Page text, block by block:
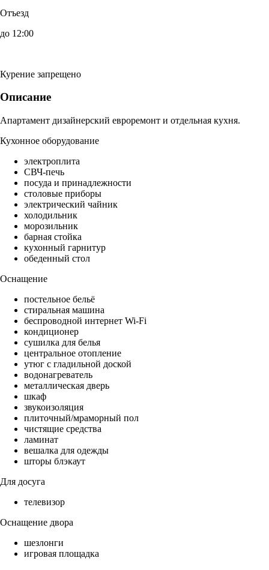
Отъезд
до 12:00
Курение запрещено
Описание
Апартамент дизайнерский евроремонт и отдельная кухня.
Кухонное оборудование
электроплита
СВЧ-печь
посуда и принадлежности
столовые приборы
электрический чайник
холодильник
морозильник
барная стойка
кухонный гарнитур
обеденный стол
Оснащение
постельное бельё
стиральная машина
беспроводной интернет Wi-Fi
кондиционер
сушилка для белья
центральное отопление
утюг с гладильной доской
водонагреватель
металлическая дверь
шкаф
звукоизоляция
плиточный/мраморный пол
чистящие средства
ламинат
вешалка для одежды
шторы блэкаут
Для досуга
телевизор
Оснащение двора
шезлонги
игровая площадка